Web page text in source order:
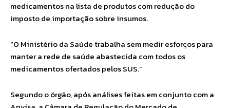
medicamentos na lista de produtos com redução do
imposto de importação sobre insumos.
“O Ministério da Saúde trabalha sem medir esforços para
manter a rede de saúde abastecida com todos os
medicamentos ofertados pelos SUS.”
Segundo o órgão, após análises feitas em conjunto com a